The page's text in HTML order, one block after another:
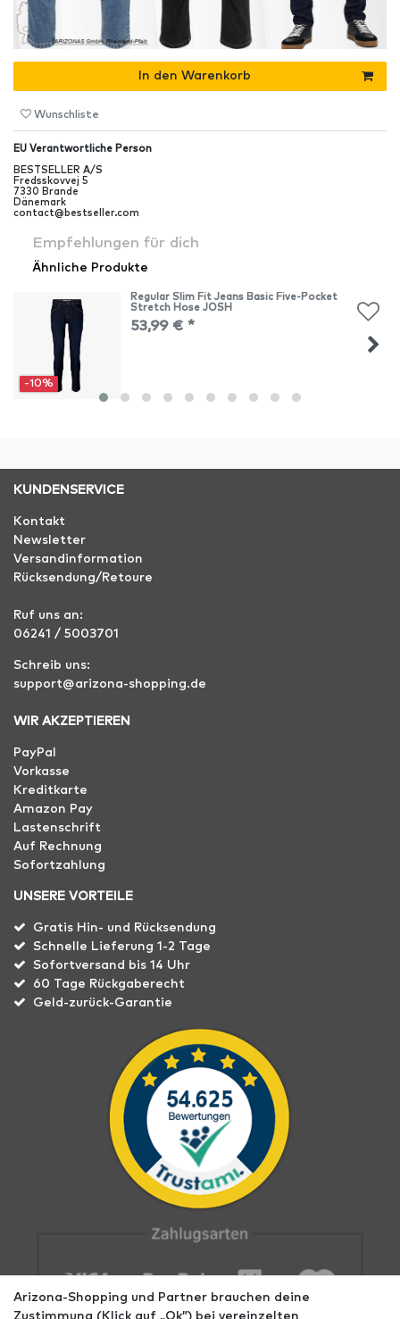
In den Warenkorb
Wunschliste
EU Verantwortliche Person
BESTSELLER A/S
Fredsskovvej 5
7330 Brande
Dänemark
contact@bestseller.com
Empfehlungen für dich
Ähnliche Produkte
-10%
Regular Slim Fit Jeans Basic Five-Pocket
Stretch Hose JOSH
53,99 € *
KUNDENSERVICE
Kontakt
Newsletter
Versandinformation
Rücksendung/Retoure
Ruf uns an:
06241 / 5003701
Schreib uns:
support@arizona-shopping.de
WIR AKZEPTIEREN
PayPal
Vorkasse
Kreditkarte
Amazon Pay
Lastenschrift
Auf Rechnung
Sofortzahlung
UNSERE VORTEILE
Gratis Hin- und Rücksendung
Schnelle Lieferung 1-2 Tage
Sofortversand bis 14 Uhr
60 Tage Rückgaberecht
Geld-zurück-Garantie
Arizona-Shopping und Partner brauchen deine
Zustimmung (Klick auf „Ok”) bei vereinzelten